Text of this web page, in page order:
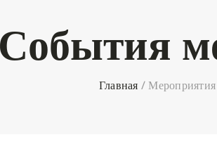
События
Главная / Мероприятия